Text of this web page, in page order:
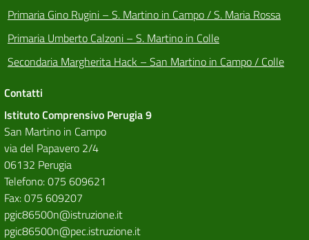
Primaria Gino Rugini – S. Martino in Campo / S. Maria Rossa
Primaria Umberto Calzoni – S. Martino in Colle
Secondaria Margherita Hack – San Martino in Campo / Colle
Contatti
Istituto Comprensivo Perugia 9
San Martino in Campo
via del Papavero 2/4
06132 Perugia
Telefono: 075 609621
Fax: 075 609207
pgic86500n@istruzione.it
pgic86500n@pec.istruzione.it